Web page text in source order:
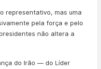
representativo, mas uma
pela força e pelo
não altera a
do Irão — do Líder